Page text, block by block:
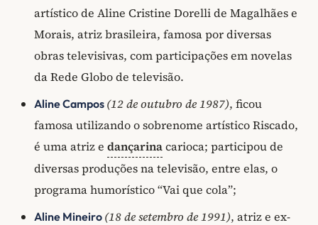
artístico de Aline Cristine Dorelli de Magalhães e
Morais, atriz brasileira, famosa por diversas
obras televisivas, com participações em novelas
da Rede Globo de televisão.
Aline Campos (12 de outubro de 1987), ficou
famosa utilizando o sobrenome artístico Riscado,
é uma atriz e dançarinacarioca; participou de
diversas produções na televisão, entre elas, o
programa humorístico “Vai que cola”;
Aline Mineiro (18 de setembro de 1991), atriz e ex-